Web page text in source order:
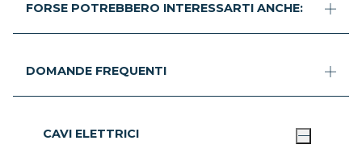
FORSE POTREBBERO INTERESSARTI ANCHE:
DOMANDE FREQUENTI
CAVI ELETTRICI